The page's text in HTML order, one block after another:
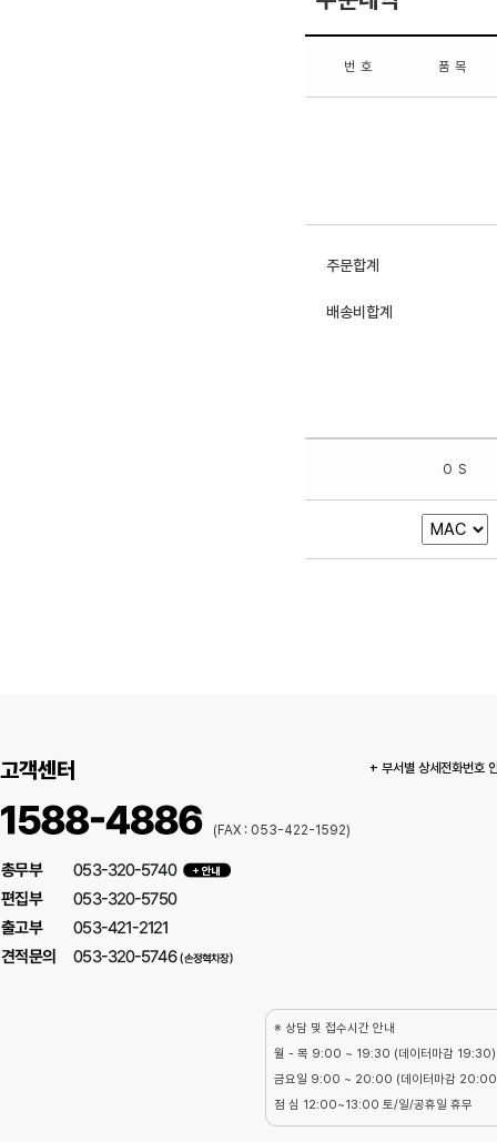
고객센터 + 부서별 상세전화번호
(FAX : 053-422-1592)
※ 상담 및 접수시간 안내
월 - 목 9:00 ~ 19:30 (데이터마감 19:30)
금요일 9:00 ~ 20:00 (데이터마감
점 심 12:00~13:00 토/일/공휴일 휴무